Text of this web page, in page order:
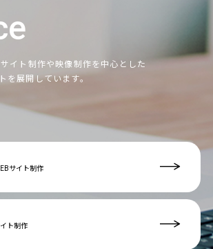
イト制作や映像制作を中心とした
を展開しています。
サイト制作
イト制作